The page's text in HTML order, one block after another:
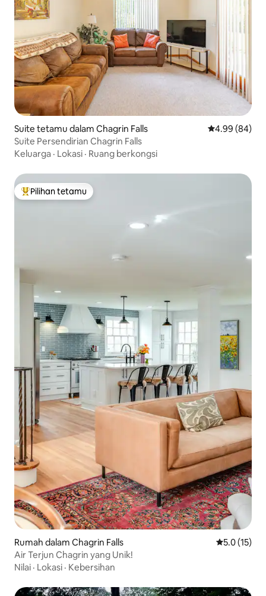
Suite tetamu dalam Chagrin Falls Penarafan
4.99 (84)
Suite Persendirian Chagrin Falls
Keluarga · Lokasi · Ruang berkongsi
Pilihan utama tetamu
Pilihan tetamu
Rumah dalam Chagrin Falls Penarafan
5.0 (15)
Air Terjun Chagrin yang Unik!
Nilai · Lokasi · Kebersihan